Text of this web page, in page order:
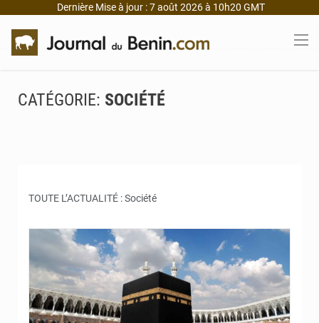
Dernière Mise à jour : 7 août 2026 à 10h20 GMT
CATÉGORIE: SOCIÉTÉ
TOUTE L’ACTUALITÉ : Société